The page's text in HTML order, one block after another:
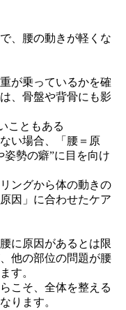
、腰の動きが軽くな
が乗っているかを確
、骨盤や背骨にも影
こともある
い場合、「腰＝原
姿勢の癖”に目を向け
ングから体の動きの
因」に合わせたケア
に原因があるとは限
他の部位の問題が腰
す。
こそ、全体を整える
ります。